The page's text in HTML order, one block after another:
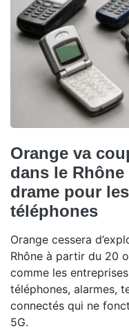
Orange va
dans le
drame pour
téléphones
Orange cessera
Rhône à partir du 20
comme les
téléphones, alarmes,
connectés qui ne
5G.